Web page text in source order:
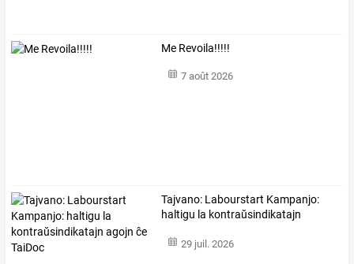
Me Revoila!!!!!
7 août 2026
Tajvano: Labourstart Kampanjo:
haltigu la kontraŭsindikatajn
29 juil. 2026